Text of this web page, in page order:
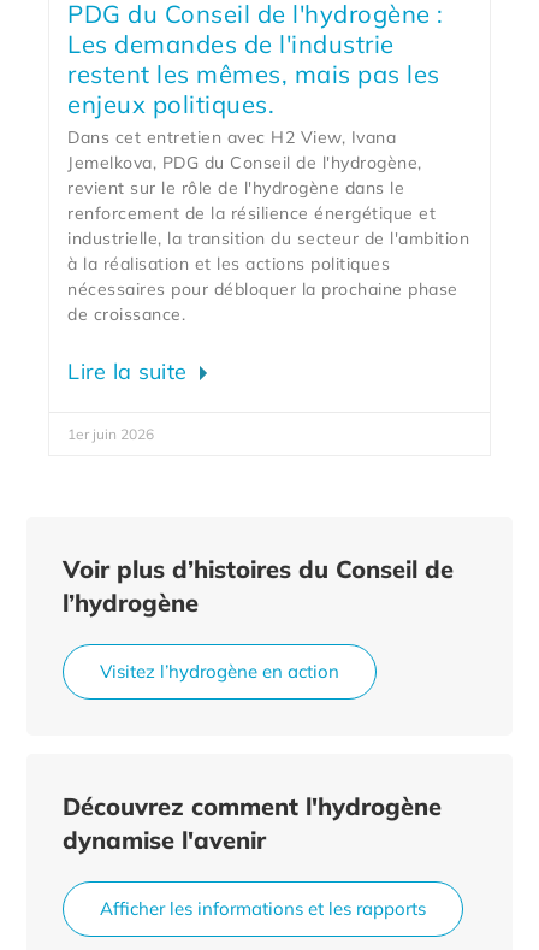
PDG du Conseil de l'hydrogène :
Les demandes de l'industrie
restent les mêmes, mais pas les
enjeux politiques.
Dans cet entretien avec H2 View, Ivana
Jemelkova, PDG du Conseil de l'hydrogène,
revient sur le rôle de l'hydrogène dans le
renforcement de la résilience énergétique et
industrielle, la transition du secteur de l'ambition
à la réalisation et les actions politiques
nécessaires pour débloquer la prochaine phase
de croissance.
Lire la suite
1er juin 2026
Voir plus d’histoires du Conseil de
l’hydrogène
Visitez l’hydrogène en action
Découvrez comment l'hydrogène
dynamise l'avenir
Afficher les informations et les rapports